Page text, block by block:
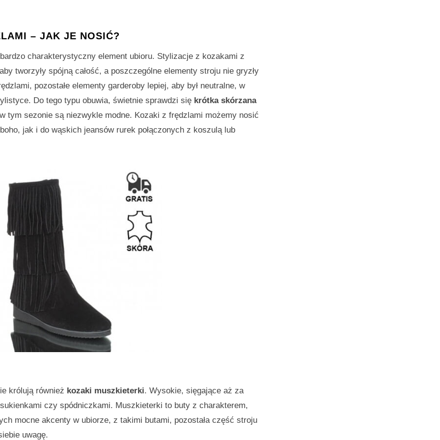
– JAK JE NOSIĆ?
charakterystyczny element ubioru. Stylizacje z kozakami z
tworzyły spójną całość, a poszczególne elementy stroju nie gryzły
pozostałe elementy garderoby lepiej, aby był neutralne, w
Do tego typu obuwia, świetnie sprawdzi się krótka skórzana
tym sezonie są niezwykle modne. Kozaki z frędzlami możemy nosić
jak i do wąskich jeansów rurek połączonych z koszulą lub
królują również kozaki muszkieterki. Wysokie, sięgające aż za
czy spódniczkami. Muszkieterki to buty z charakterem,
mocne akcenty w ubiorze, z takimi butami, pozostała część stroju
uwagę.